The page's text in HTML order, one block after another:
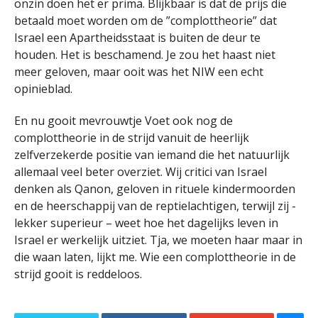
onzin doen het er prima. Blijkbaar is dat de prijs die
betaald moet worden om de ”complottheorie” dat
Israel een Apartheidsstaat is buiten de deur te
houden. Het is beschamend. Je zou het haast niet
meer geloven, maar ooit was het NIW een echt
opinieblad.
En nu gooit mevrouwtje Voet ook nog de
complottheorie in de strijd vanuit de heerlijk
zelfverzekerde positie van iemand die het natuurlijk
allemaal veel beter overziet. Wij critici van Israel
denken als Qanon, geloven in rituele kindermoorden
en de heerschappij van de reptielachtigen, terwijl zij -
lekker superieur – weet hoe het dagelijks leven in
Israel er werkelijk uitziet. Tja, we moeten haar maar in
die waan laten, lijkt me. Wie een complottheorie in de
strijd gooit is reddeloos.